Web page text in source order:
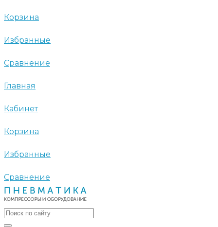
Корзина
Избранные
Сравнение
Главная
Кабинет
Корзина
Избранные
Сравнение